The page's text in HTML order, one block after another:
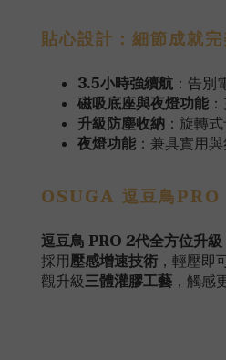
貼心設計：細節成就
3.5小時強續航 ：告別
磁吸底座與夜燈功能
升級防塵收納 ：旋轉
夜燈功能 ：兼具實用
OSUGA 逗豆鳥PRO
逗豆鳥 PRO2代全方位升
採用壓感增速技術 ，輕壓
觀升級三體灌膠工藝 ，觸感